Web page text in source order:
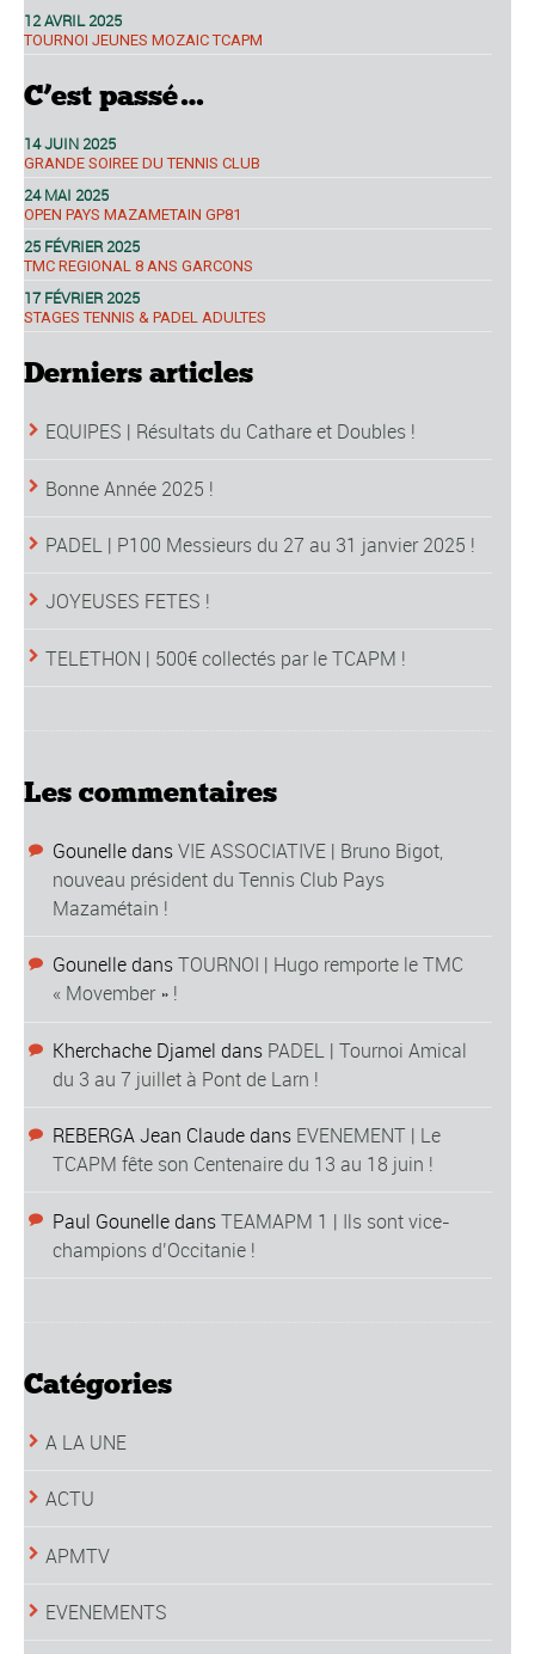
12 AVRIL 2025
TOURNOI JEUNES MOZAIC TCAPM
C’est passé…
14 JUIN 2025
GRANDE SOIREE DU TENNIS CLUB
24 MAI 2025
OPEN PAYS MAZAMETAIN GP81
25 FÉVRIER 2025
TMC REGIONAL 8 ANS GARCONS
17 FÉVRIER 2025
STAGES TENNIS & PADEL ADULTES
Derniers articles
EQUIPES | Résultats du Cathare et Doubles !
Bonne Année 2025 !
PADEL | P100 Messieurs du 27 au 31 janvier 2025 !
JOYEUSES FETES !
TELETHON | 500€ collectés par le TCAPM !
Les commentaires
Gounelle dansVIE ASSOCIATIVE | Bruno Bigot,
nouveau président du Tennis Club Pays
Mazamétain !
Gounelle dansTOURNOI | Hugo remporte le TMC
« Movember » !
Kherchache Djamel dans PADEL | Tournoi Amical
du 3 au 7 juillet à Pont de Larn !
REBERGA Jean Claude dans EVENEMENT | Le
TCAPM fête son Centenaire du 13 au 18 juin !
Paul Gounelle dansTEAMAPM 1 | Ils sont vice-
champions d’Occitanie !
Catégories
A LA UNE
ACTU
APMTV
EVENEMENTS